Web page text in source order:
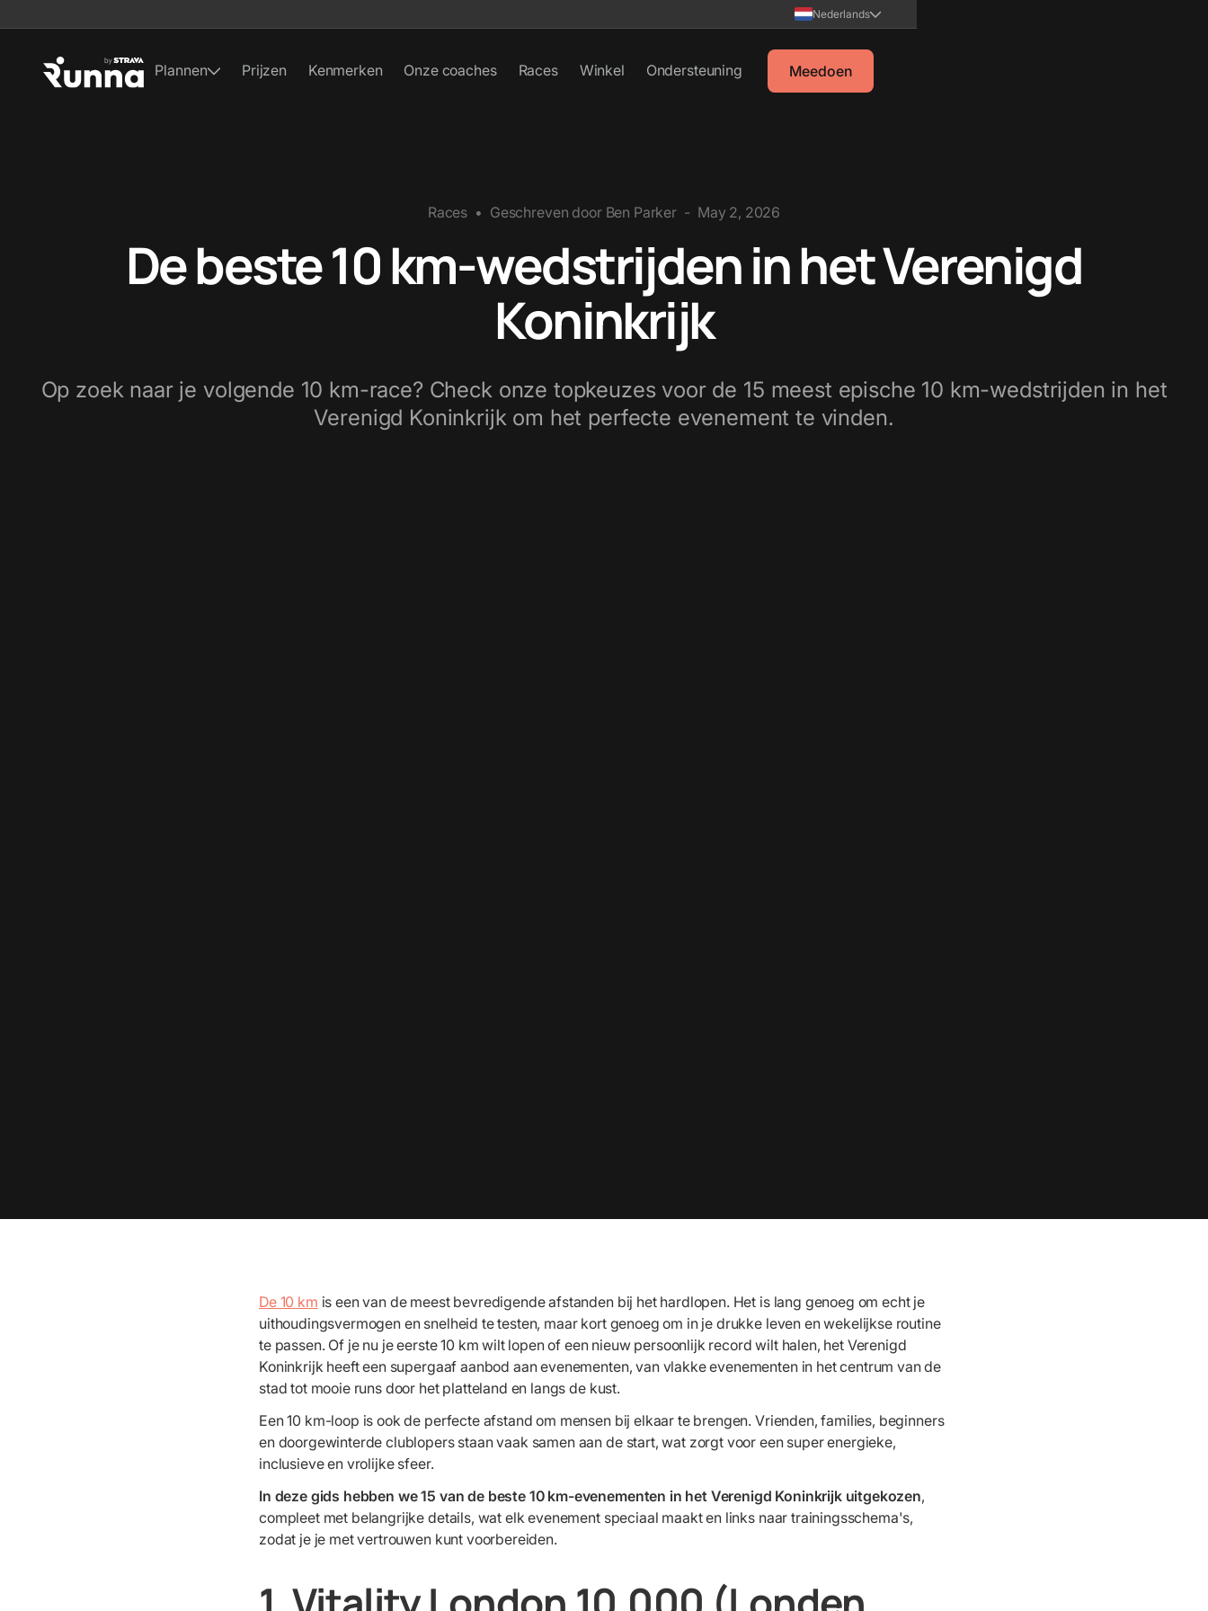
Nederlands
Plannen Prijzen Kenmerken Onze coaches Races Winkel Ondersteuning Meedoen
Races • Geschreven door Ben Parker - May 2, 2026
De beste 10 km-wedstrijden in het Verenigd
Koninkrijk
Op zoek naar je volgende 10 km-race? Check onze topkeuzes voor de 15 meest epische 10 km-wedstrijden in het
Verenigd Koninkrijk om het perfecte evenement te vinden.
De 10 km is een van de meest bevredigende afstanden bij het hardlopen. Het is lang genoeg om echt je
uithoudingsvermogen en snelheid te testen, maar kort genoeg om in je drukke leven en wekelijkse routine
te passen. Of je nu je eerste 10 km wilt lopen of een nieuw persoonlijk record wilt halen, het Verenigd
Koninkrijk heeft een supergaaf aanbod aan evenementen, van vlakke evenementen in het centrum van de
stad tot mooie runs door het platteland en langs de kust.
Een 10 km-loop is ook de perfecte afstand om mensen bij elkaar te brengen. Vrienden, families, beginners
en doorgewinterde clublopers staan vaak samen aan de start, wat zorgt voor een super energieke,
inclusieve en vrolijke sfeer.
In deze gids hebben we 15 van de beste 10 km-evenementen in het Verenigd Koninkrijk uitgekozen,
compleet met belangrijke details, wat elk evenement speciaal maakt en links naar trainingsschema's,
zodat je je met vertrouwen kunt voorbereiden.